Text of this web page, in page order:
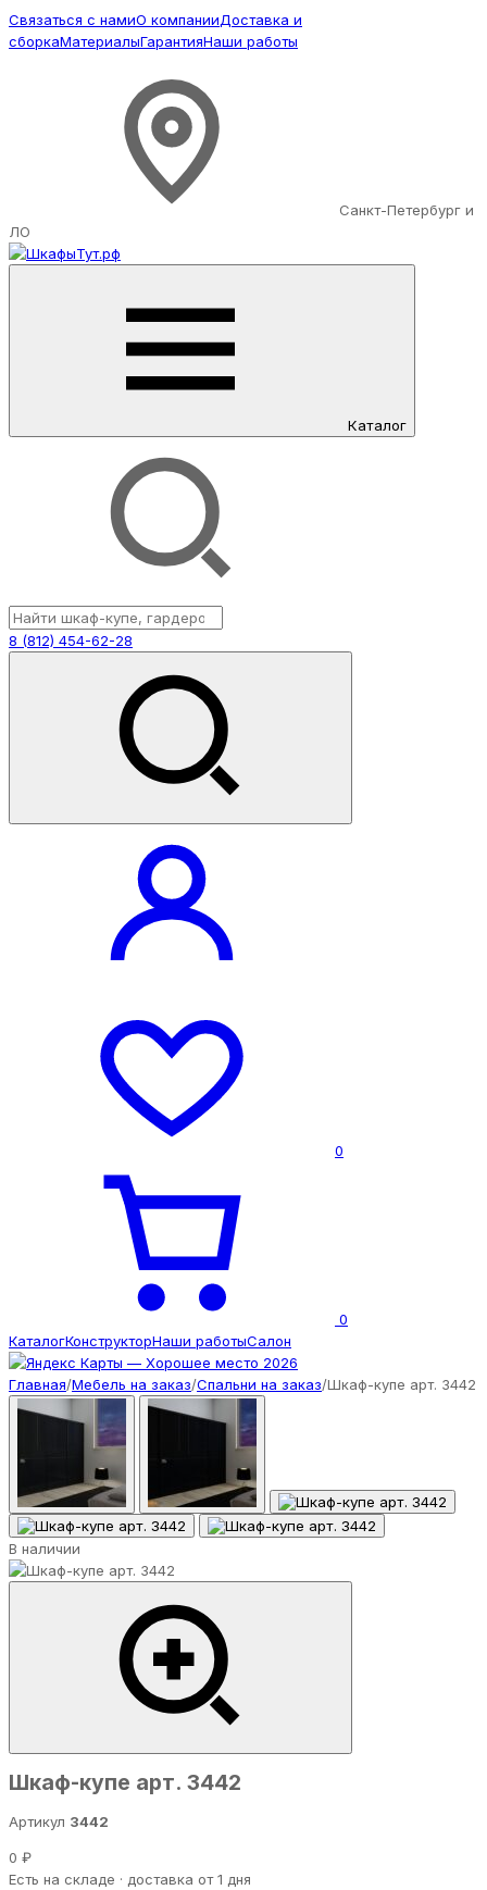
Связаться с намиО компанииДоставка и
сборкаМатериалыГарантияНаши работы
Санкт-Петербург и
ЛО
Каталог
8 (812) 454-62-28
0
0
КаталогКонструкторНаши работыСалон
Главная/Мебель на заказ/Спальни на заказ/Шкаф-купе арт. 3442
В наличии
Шкаф-купе арт. 3442
Артикул 3442
0 ₽
Есть на складе · доставка от 1 дня